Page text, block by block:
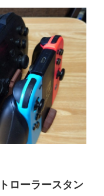
ローラースタン